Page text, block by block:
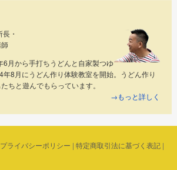
・
月から手打ちうどんと自家製つゆ
8月にうどん作り体験教室を開始。うどん作り
ちと遊んでもらっています。
→もっと詳しく
プライバシーポリシー | 特定商取引法に基づく表記|